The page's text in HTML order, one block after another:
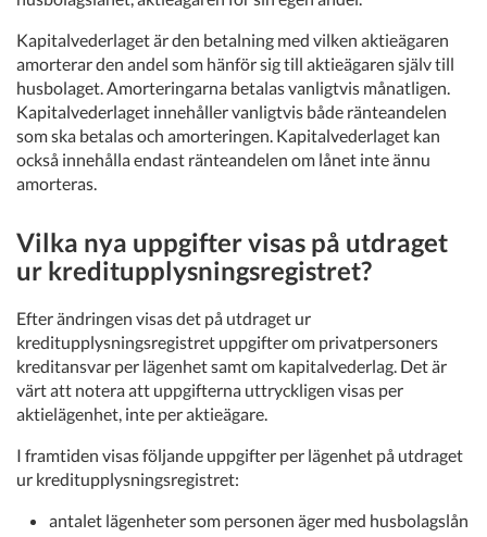
Kapitalvederlaget är den betalning med vilken aktieägaren
amorterar den andel som hänför sig till aktieägaren själv till
husbolaget. Amorteringarna betalas vanligtvis månatligen.
Kapitalvederlaget innehåller vanligtvis både ränteandelen
som ska betalas och amorteringen. Kapitalvederlaget kan
också innehålla endast ränteandelen om lånet inte ännu
amorteras.
Vilka nya uppgifter visas på utdraget
ur kreditupplysningsregistret?
Efter ändringen visas det på utdraget ur
kreditupplysningsregistret uppgifter om privatpersoners
kreditansvar per lägenhet samt om kapitalvederlag. Det är
värt att notera att uppgifterna uttryckligen visas per
aktielägenhet, inte per aktieägare.
I framtiden visas följande uppgifter per lägenhet på utdraget
ur kreditupplysningsregistret:
antalet lägenheter som personen äger med husbolagslån